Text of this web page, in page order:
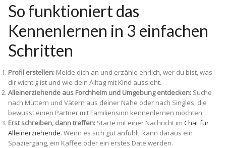
So funktioniert das
Kennenlernen in 3 einfachen
Schritten
Profil erstellen: Melde dich an und erzähle ehrlich, wer du bist, was
dir wichtig ist und wie dein Alltag mit Kind aussieht.
Alleinerziehende aus Forchheim und Umgebung entdecken: Suche
nach Müttern und Vätern aus deiner Nähe oder nach Singles, die
bewusst einen Partner mit Familiensinn kennenlernen möchten.
Erst schreiben, dann treffen: Starte mit einer Nachricht im Chat für
Alleinerziehende. Wenn es sich gut anfühlt, kann daraus ein
Spaziergang, ein Kaffee oder ein erstes Date werden.